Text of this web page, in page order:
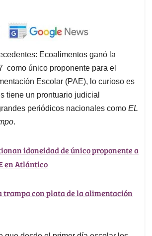
Ecoalimentos ganó la
como único proponente para el
Escolar (PAE), lo curioso es
tiene un prontuario judicial
periódicos nacionales como EL
.
idoneidad de único proponente a
en Atlántico
trampa con plata de la alimentación